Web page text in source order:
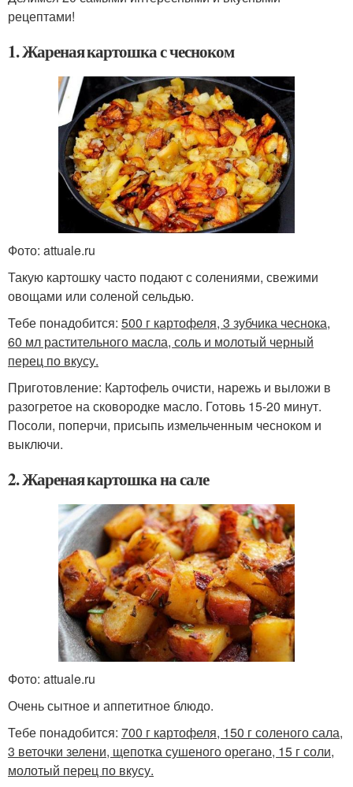
рецептами!
1. Жареная картошка с чесноком
Фото: attuale.ru
Такую картошку часто подают с солениями, свежими
овощами или соленой сельдью.
Тебе понадобится: 500 г картофеля, 3 зубчика чеснока,
60 мл растительного масла, соль и молотый черный
перец по вкусу.
Приготовление: Картофель очисти, нарежь и выложи в
разогретое на сковородке масло. Готовь 15-20 минут.
Посоли, поперчи, присыпь измельченным чесноком и
выключи.
2. Жареная картошка на сале
Фото: attuale.ru
Очень сытное и аппетитное блюдо.
Тебе понадобится: 700 г картофеля, 150 г соленого сала,
3 веточки зелени, щепотка сушеного орегано, 15 г соли,
молотый перец по вкусу.